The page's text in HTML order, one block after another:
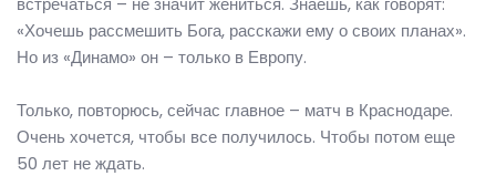
«Хочешь рассмешить Бога, расскажи ему о своих планах».
Но из «Динамо» он – только в Европу.
Только, повторюсь, сейчас главное – матч в Краснодаре.
Очень хочется, чтобы все получилось. Чтобы потом еще
50 лет не ждать.